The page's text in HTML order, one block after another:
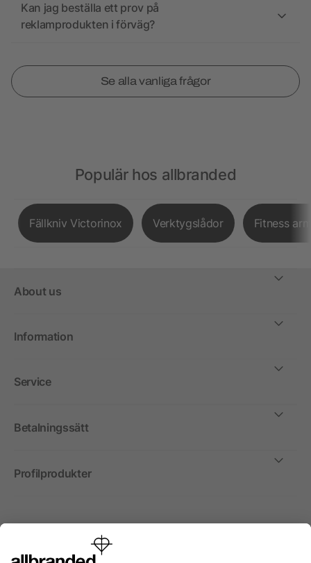
Kan jag beställa ett prov på
reklamprodukten i förväg?
Se alla vanliga frågor
Populär hos allbranded
Fällkniv Victorinox Verktygslådor Fitness
About us
Information
Service
Betalningssätt
Profilprodukter
Internationellt